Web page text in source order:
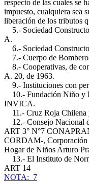
respecto de las cuales se
impuesto, cualquiera sea
liberación de los tributos
5.- Sociedad
A.
6.- Sociedad
7.- Cuerpo de
8.- Cooperativas, de
A. 20, de 1963.
9.- Instituciones con
10.- Fundación Niño y
INVICA.
11.- Cruz Roja Chilena
12.- Consejo Nacional
ART 3° N°7
CORDAM-,
Hogar de Niños Arturo
13.- El Instituto de
ART 14
NOTA: 7